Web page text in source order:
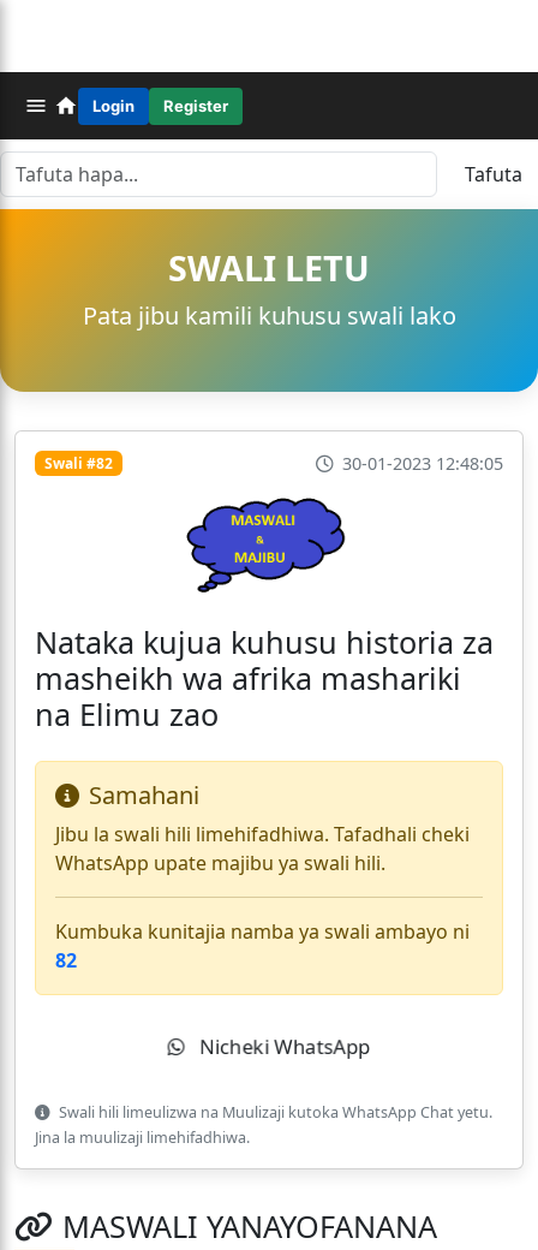
Login Register
Tafuta
SWALI LETU
Pata jibu kamili kuhusu swali lako
Swali #82 30-01-2023 12:48:05
Nataka kujua kuhusu historia za
masheikh wa afrika mashariki
na Elimu zao
Samahani
Jibu la swali hili limehifadhiwa. Tafadhali cheki
WhatsApp upate majibu ya swali hili.
Kumbuka kunitajia namba ya swali ambayo ni
82
Nicheki WhatsApp
Swali hili limeulizwa na Muulizaji kutoka WhatsApp Chat yetu.
Jina la muulizaji limehifadhiwa.
MASWALI YANAYOFANANA